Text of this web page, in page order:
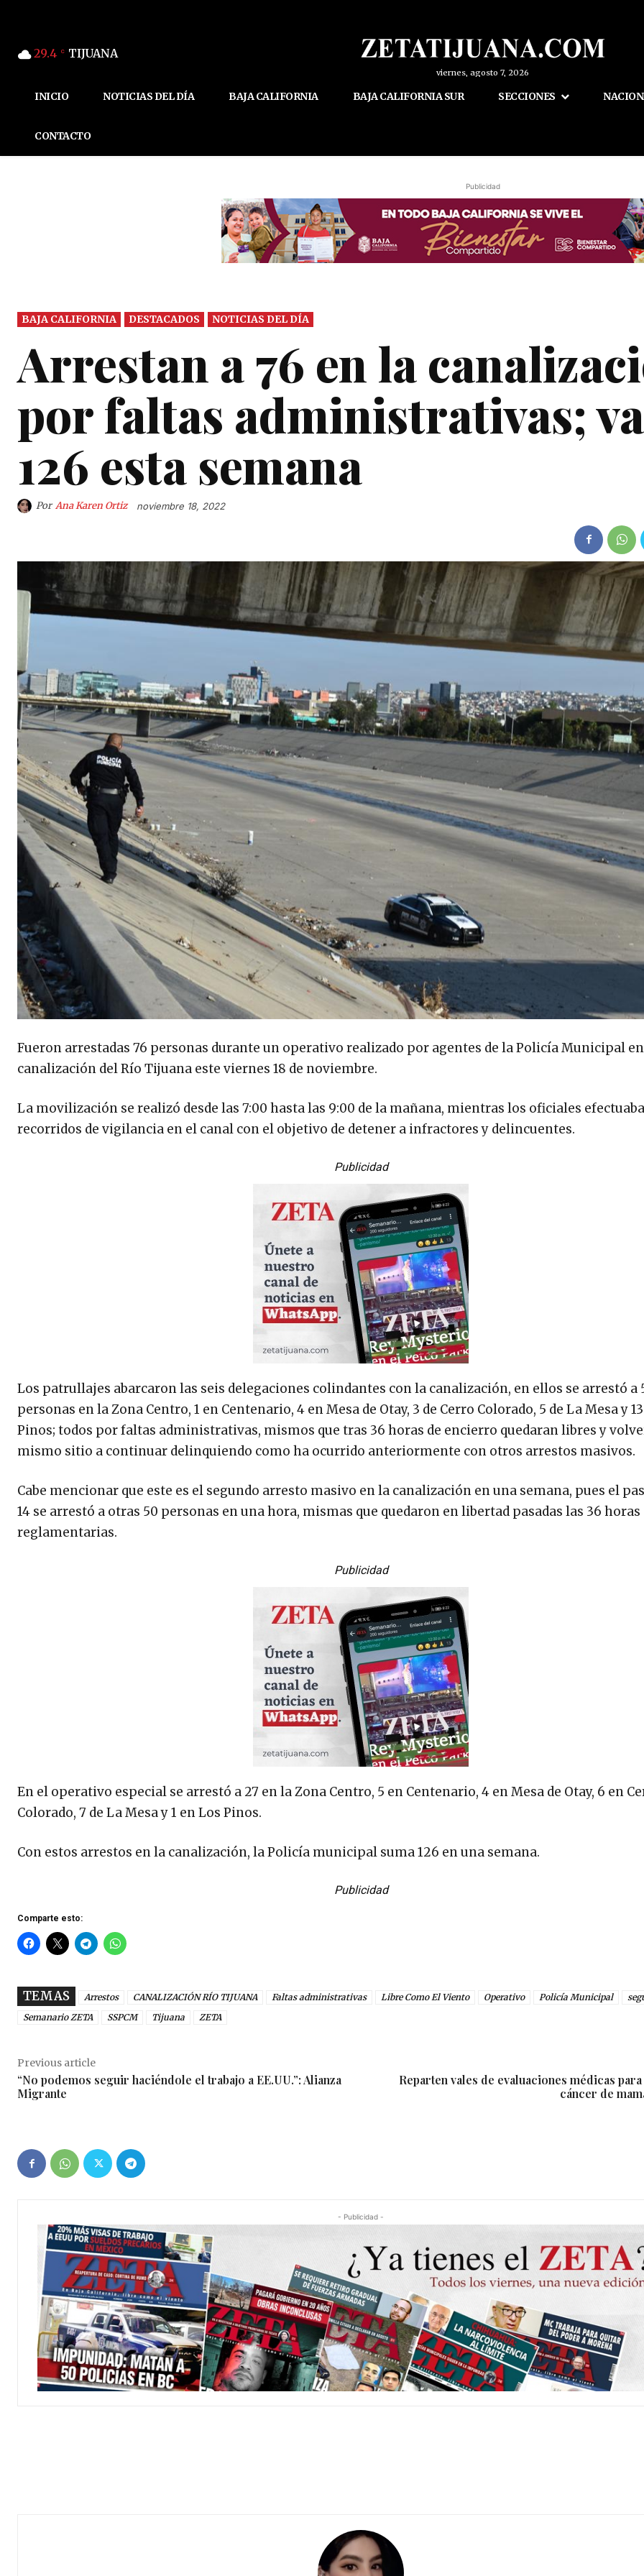
29.4 C TIJUANA
viernes, agosto 7, 2026
INICIO NOTICIAS DEL DÍA BAJA CALIFORNIA BAJA CALIFORNIA SUR SECCIONES
CONTACTO
Publicidad
BAJA CALIFORNIA DESTACADOS NOTICIAS DEL DÍA
Arrestan a 76 en la
por faltas administrativas;
126 esta semana
Por Ana Karen Ortiz noviembre 18, 2022
Fueron arrestadas 76 personas durante un operativo realizado por agentes de la Policía Municipal
canalización del Río Tijuana este viernes 18 de noviembre.
La movilización se realizó desde las 7:00 hasta las 9:00 de la mañana, mientras los oficiales
recorridos de vigilancia en el canal con el objetivo de detener a infractores y delincuentes.
Publicidad
Los patrullajes abarcaron las seis delegaciones colindantes con la canalización, en ellos se arrestó a
personas en la Zona Centro, 1 en Centenario, 4 en Mesa de Otay, 3 de Cerro Colorado, 5 de La Mesa y
Pinos; todos por faltas administrativas, mismos que tras 36 horas de encierro quedaran libres y
mismo sitio a continuar delinquiendo como ha ocurrido anteriormente con otros arrestos masivos.
Cabe mencionar que este es el segundo arresto masivo en la canalización en una semana, pues el
14 se arrestó a otras 50 personas en una hora, mismas que quedaron en libertad pasadas las 36 horas
reglamentarias.
Publicidad
En el operativo especial se arrestó a 27 en la Zona Centro, 5 en Centenario, 4 en Mesa de Otay, 6 en
Colorado, 7 de La Mesa y 1 en Los Pinos.
Con estos arrestos en la canalización, la Policía municipal suma 126 en una semana.
Publicidad
Comparte esto:
TEMAS Arrestos CANALIZACIÓN RÍO TIJUANA Faltas administrativas Libre Como El Viento Operativo Policía Municipal
Semanario ZETA
SSPCM Tijuana ZETA
Previous article
“No podemos seguir haciéndole el trabajo a EE.UU.”: Alianza
Migrante
Reparten vales de evaluaciones médicas
cáncer de
- Publicidad -